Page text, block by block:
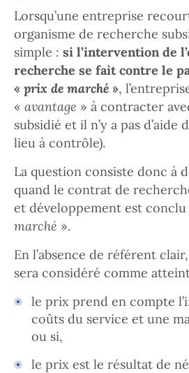
Lorsqu’une entreprise
organisme de recherche
simple : si l’intervention de
recherche se fait contre le
« prix de marché »,
« avantage » à contracter
subsidié et il n’y a pas d’aide
lieu à contrôle).
La question consiste donc à
quand le contrat de
et développement est conclu
marché ».
En l’absence de référent
sera considéré comme
le prix prend en compte
coûts du service et une
ou si,
le prix est le résultat de